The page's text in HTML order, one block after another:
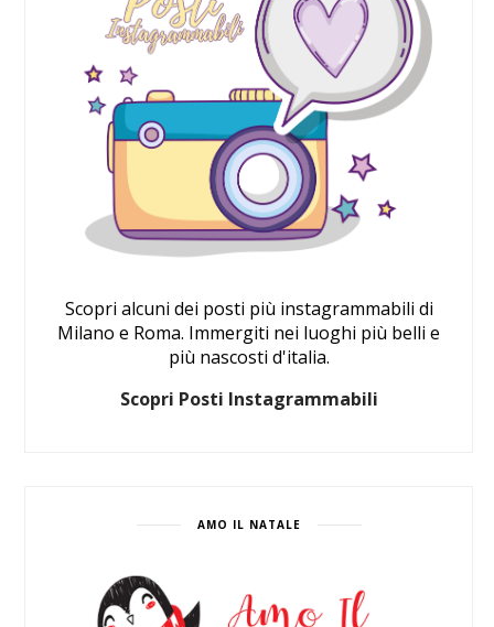
Scopri alcuni dei posti più instagrammabili di
Milano e Roma. Immergiti nei luoghi più belli e
più nascosti d'italia.
Scopri Posti Instagrammabili
AMO IL NATALE